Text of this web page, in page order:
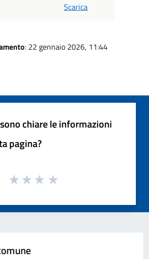
Scarica
: 22 gennaio 2026, 11:44
chiare le informazioni
pagina?